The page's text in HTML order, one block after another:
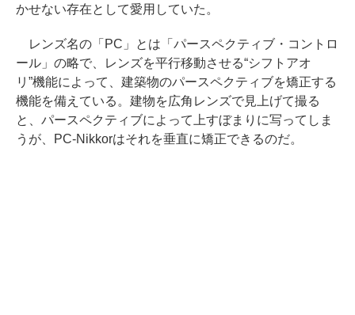
かせない存在として愛用していた。
レンズ名の「PC」とは「パースペクティブ・コントロ
ール」の略で、レンズを平行移動させる“シフトアオ
リ”機能によって、建築物のパースペクティブを矯正する
機能を備えている。建物を広角レンズで見上げて撮る
と、パースペクティブによって上すぼまりに写ってしま
うが、PC-Nikkorはそれを垂直に矯正できるのだ。